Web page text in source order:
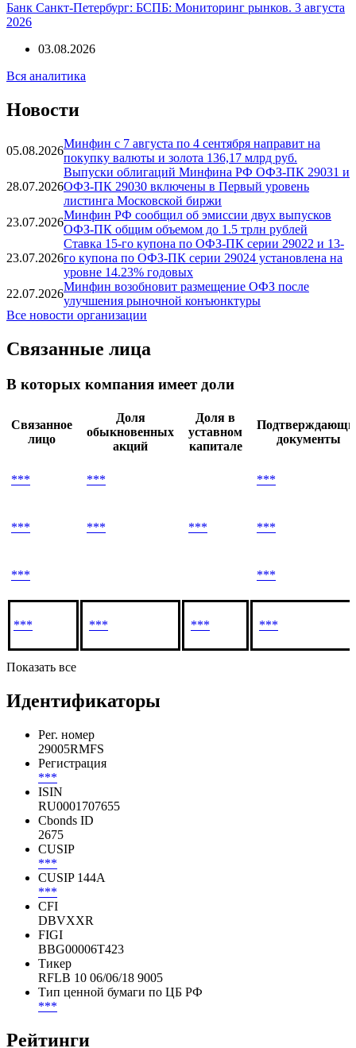
Банк Санкт-Петербург: БСПБ: Мониторинг рынков. 3 августа
2026
03.08.2026
Вся аналитика
Новости
05.08.2026
Минфин с 7 августа по 4 сентября направит на
покупку валюты и золота 136,17 млрд руб.
28.07.2026
Выпуски облигаций Минфина РФ ОФЗ-ПК 29031 и
ОФЗ-ПК 29030 включены в Первый уровень
листинга Московской биржи
23.07.2026
Минфин РФ сообщил об эмиссии двух выпусков
ОФЗ-ПК общим объемом до 1.5 трлн рублей
23.07.2026
Ставка 15-го купона по ОФЗ-ПК серии 29022 и 13-
го купона по ОФЗ-ПК серии 29024 установлена на
уровне 14.23% годовых
22.07.2026
Минфин возобновит размещение ОФЗ после
улучшения рыночной конъюнктуры
Все новости организации
Связанные лица
В которых компания имеет доли
Связанное
лицо
Доля
обыкновенных
акций
Доля в
уставном
капитале
документы
*** *** ***
*** *** *** ***
*** ***
*** *** *** ***
Показать все
Идентификаторы
Рег. номер
29005RMFS
Регистрация
***
ISIN
RU0001707655
Cbonds ID
2675
CUSIP
***
CUSIP 144A
***
CFI
DBVXXR
FIGI
BBG00006T423
Тикер
RFLB 10 06/06/18 9005
Тип ценной бумаги по ЦБ РФ
***
Рейтинги